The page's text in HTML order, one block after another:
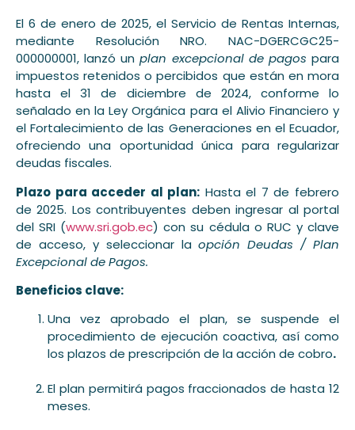
El 6 de enero de 2025, el Servicio de Rentas Internas,
mediante Resolución NRO. NAC-DGERCGC25-
000000001, lanzó unplan excepcional de pagos para
impuestos retenidos o percibidos que están en mora
hasta el 31 de diciembre de 2024, conforme lo
señalado en la Ley Orgánica para el Alivio Financiero y
el Fortalecimiento de las Generaciones en el Ecuador,
ofreciendo una oportunidad única para regularizar
deudas fiscales.
Plazo para acceder al plan: Hasta el 7 de febrero
de 2025. Los contribuyentes deben ingresar al portal
del SRI (www.sri.gob.ec) con su cédula o RUC y clave
de acceso, y seleccionar laopción Deudas / Plan
Excepcional de Pagos.
Beneficios clave:
Una vez aprobado el plan, se suspende el
procedimiento de ejecución coactiva, así como
los plazos de prescripción de la acción de cobro.
El plan permitirá pagos fraccionados de hasta 12
meses.